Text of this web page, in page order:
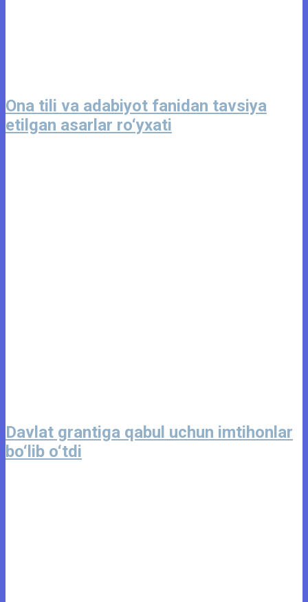
Ona tili va adabiyot fanidan tavsiya
etilgan asarlar ro‘yxati
Davlat grantiga qabul uchun imtihonlar
bo‘lib o‘tdi